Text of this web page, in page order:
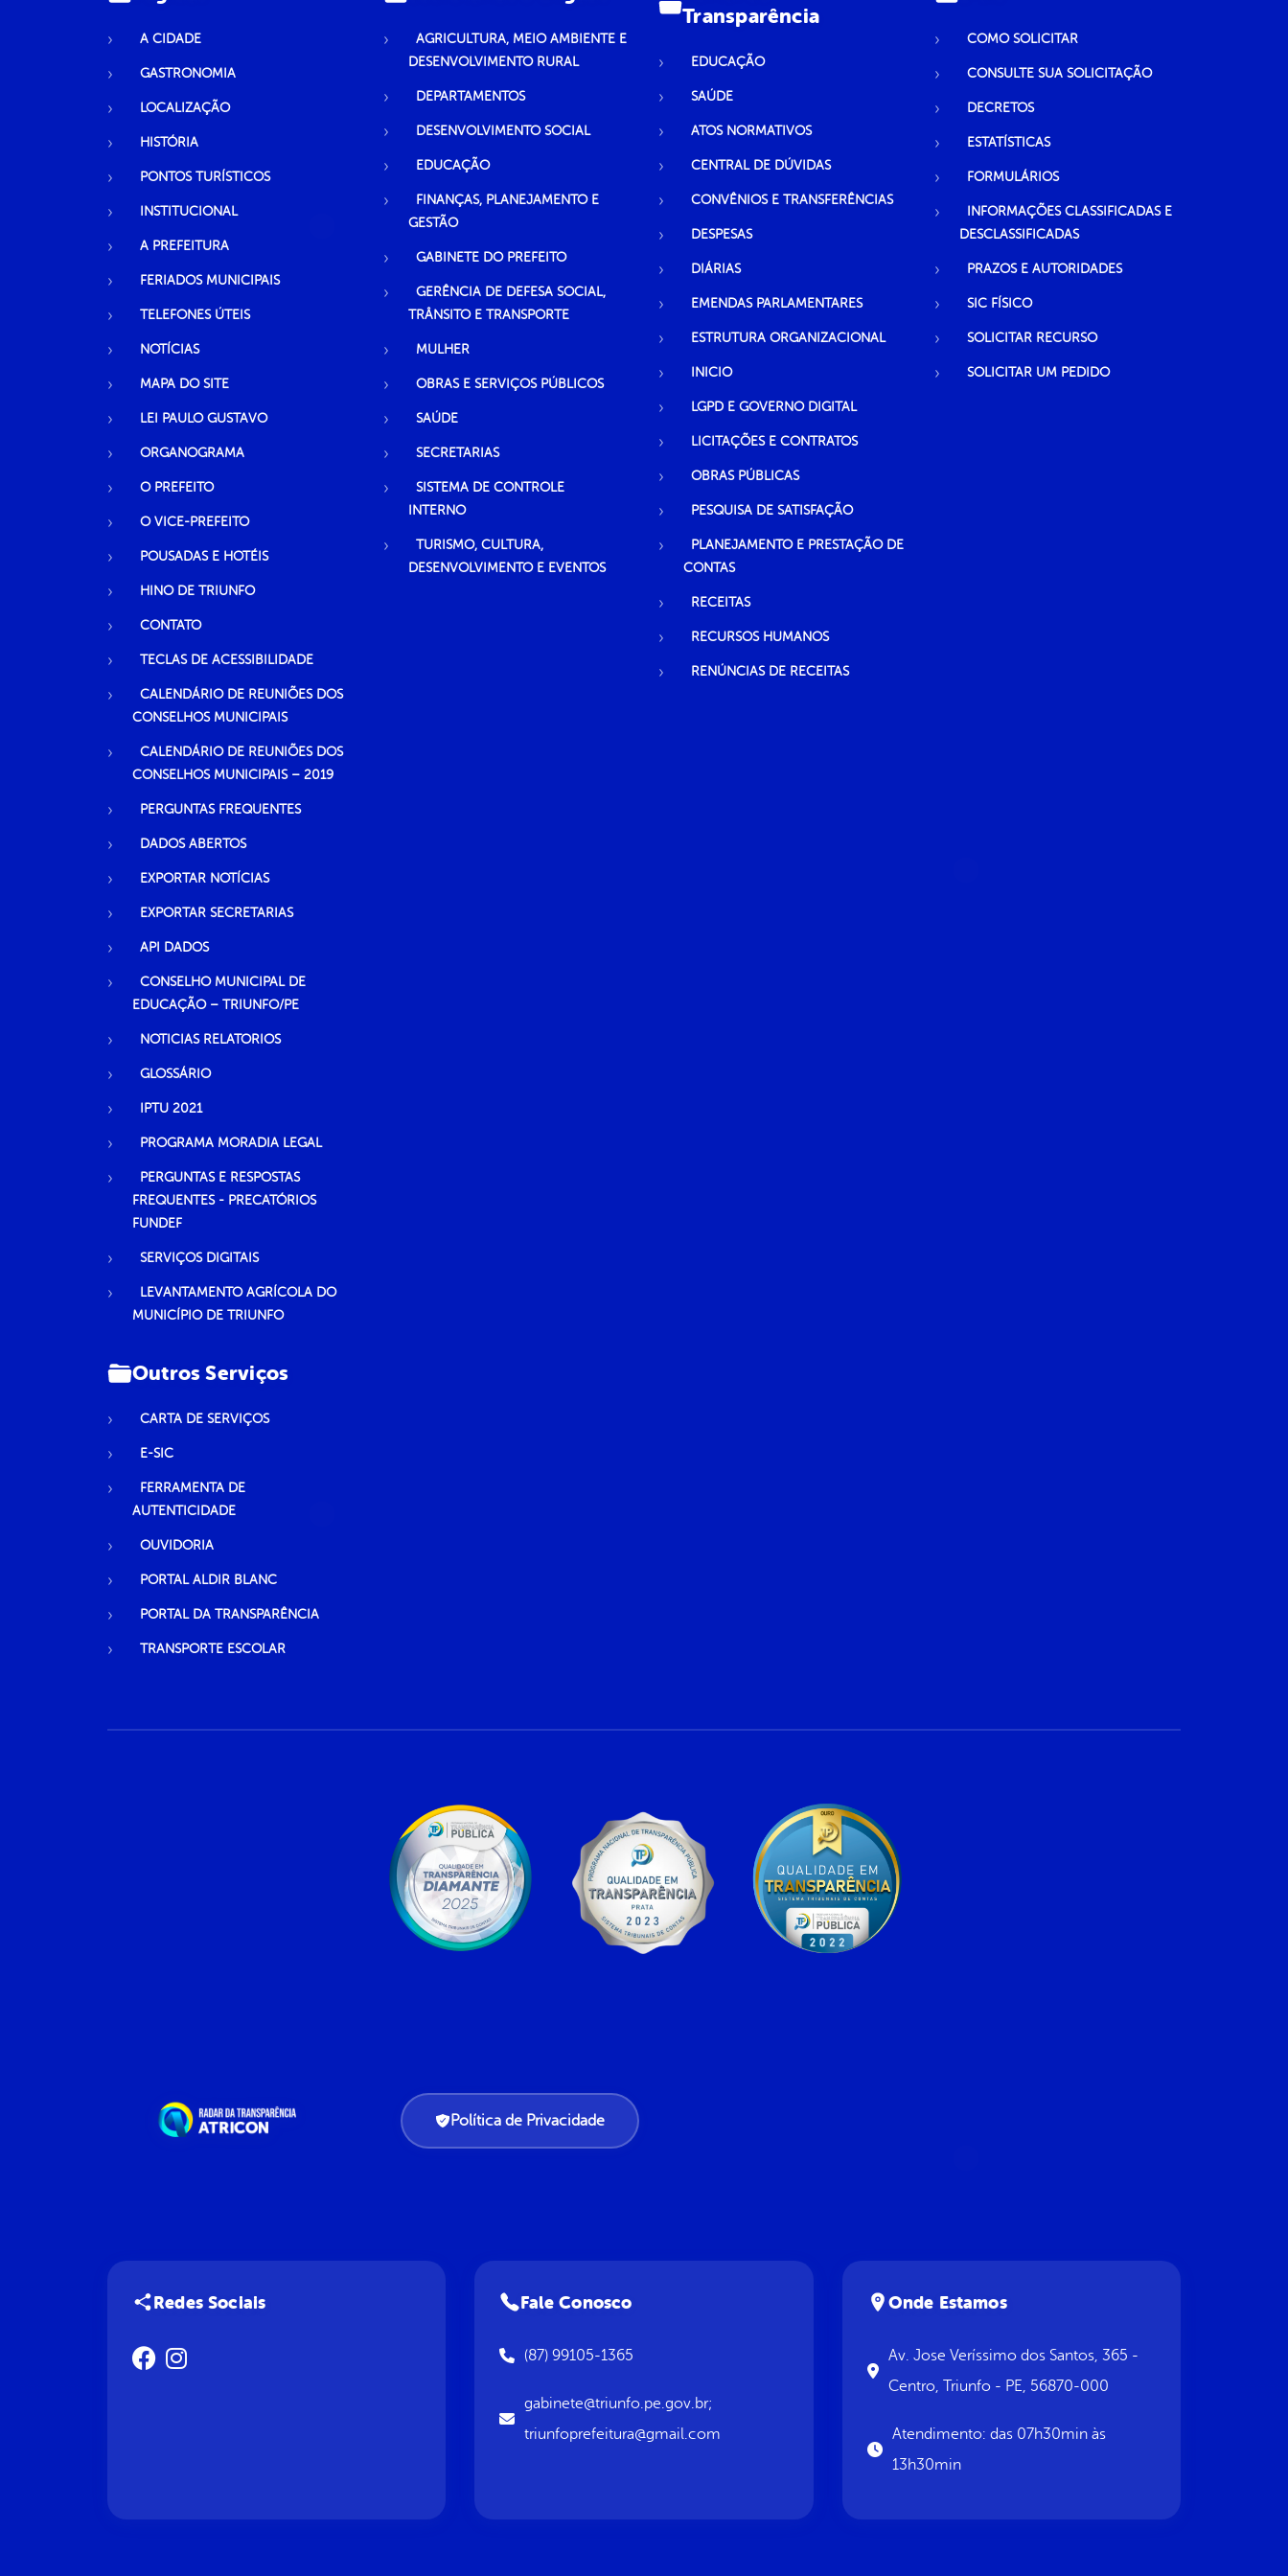
A CIDADE
GASTRONOMIA
LOCALIZAÇÃO
HISTÓRIA
PONTOS TURÍSTICOS
INSTITUCIONAL
A PREFEITURA
FERIADOS MUNICIPAIS
TELEFONES ÚTEIS
NOTÍCIAS
MAPA DO SITE
LEI PAULO GUSTAVO
ORGANOGRAMA
O PREFEITO
O VICE-PREFEITO
POUSADAS E HOTÉIS
HINO DE TRIUNFO
CONTATO
TECLAS DE ACESSIBILIDADE
CALENDÁRIO DE REUNIÕES DOS
CONSELHOS MUNICIPAIS
CALENDÁRIO DE REUNIÕES DOS
CONSELHOS MUNICIPAIS – 2019
PERGUNTAS FREQUENTES
DADOS ABERTOS
EXPORTAR NOTÍCIAS
EXPORTAR SECRETARIAS
API DADOS
CONSELHO MUNICIPAL DE
EDUCAÇÃO – TRIUNFO/PE
NOTICIAS RELATORIOS
GLOSSÁRIO
IPTU 2021
PROGRAMA MORADIA LEGAL
PERGUNTAS E RESPOSTAS
FREQUENTES - PRECATÓRIOS
FUNDEF
SERVIÇOS DIGITAIS
LEVANTAMENTO AGRÍCOLA DO
MUNICÍPIO DE TRIUNFO
AGRICULTURA, MEIO AMBIENTE E
DESENVOLVIMENTO RURAL
DEPARTAMENTOS
DESENVOLVIMENTO SOCIAL
EDUCAÇÃO
FINANÇAS, PLANEJAMENTO E
GESTÃO
GABINETE DO PREFEITO
GERÊNCIA DE DEFESA SOCIAL,
TRÂNSITO E TRANSPORTE
MULHER
OBRAS E SERVIÇOS PÚBLICOS
SAÚDE
SECRETARIAS
SISTEMA DE CONTROLE
INTERNO
TURISMO, CULTURA,
DESENVOLVIMENTO E EVENTOS
Transparência
EDUCAÇÃO
SAÚDE
ATOS NORMATIVOS
CENTRAL DE DÚVIDAS
CONVÊNIOS E TRANSFERÊNCIAS
DESPESAS
DIÁRIAS
EMENDAS PARLAMENTARES
ESTRUTURA ORGANIZACIONAL
INICIO
LGPD E GOVERNO DIGITAL
LICITAÇÕES E CONTRATOS
OBRAS PÚBLICAS
PESQUISA DE SATISFAÇÃO
PLANEJAMENTO E PRESTAÇÃO DE
CONTAS
RECEITAS
RECURSOS HUMANOS
RENÚNCIAS DE RECEITAS
COMO SOLICITAR
CONSULTE SUA SOLICITAÇÃO
DECRETOS
ESTATÍSTICAS
FORMULÁRIOS
INFORMAÇÕES CLASSIFICADAS E
DESCLASSIFICADAS
PRAZOS E AUTORIDADES
SIC FÍSICO
SOLICITAR RECURSO
SOLICITAR UM PEDIDO
Outros Serviços
CARTA DE SERVIÇOS
E-SIC
FERRAMENTA DE
AUTENTICIDADE
OUVIDORIA
PORTAL ALDIR BLANC
PORTAL DA TRANSPARÊNCIA
TRANSPORTE ESCOLAR
Política de Privacidade
Redes Sociais Fale Conosco
(87) 99105-1365
gabinete@triunfo.pe.gov.br;
triunfoprefeitura@gmail.com
Onde Estamos
Av. Jose Veríssimo dos Santos, 365 -
Centro, Triunfo - PE, 56870-000
Atendimento: das 07h30min às
13h30min